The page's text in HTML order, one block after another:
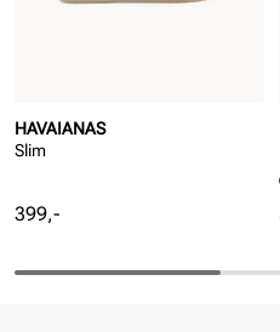
HAVAIANAS
Slim
Pris
399,-